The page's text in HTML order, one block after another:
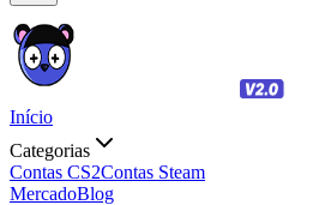
Início
Categorias
Contas CS2Contas Steam
MercadoBlog